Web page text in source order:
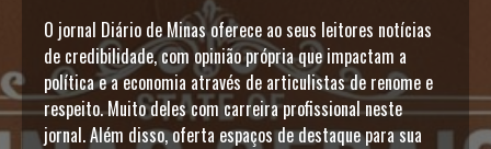
O jornal Diário de Minas oferece ao seus leitores notícias
de credibilidade, com opinião própria que impactam a
política e a economia através de articulistas de renome e
respeito. Muito deles com carreira profissional neste
jornal. Além disso, oferta espaços de destaque para sua